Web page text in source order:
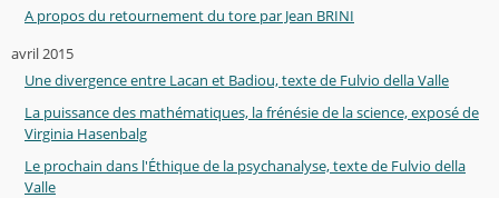
A propos du retournement du tore par Jean BRINI
avril 2015
Une divergence entre Lacan et Badiou, texte de Fulvio della Valle
La puissance des mathématiques, la frénésie de la science, exposé de
Virginia Hasenbalg
Le prochain dans l'Éthique de la psychanalyse, texte de Fulvio della
Valle